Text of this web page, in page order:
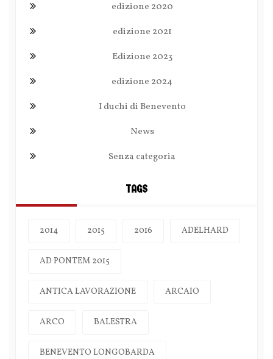
edizione 2020
edizione 2021
Edizione 2023
edizione 2024
I duchi di Benevento
News
Senza categoria
TAGS
2014 2015 2016 ADELHARD
AD PONTEM 2015
ANTICA LAVORAZIONE ARCAIO
ARCO BALESTRA
BENEVENTO LONGOBARDA